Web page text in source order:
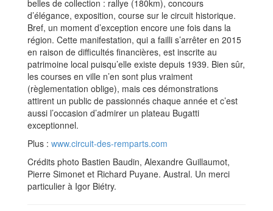
belles de collection : rallye (180km), concours
d’élégance, exposition, course sur le circuit historique.
Bref, un moment d’exception encore une fois dans la
région. Cette manifestation, qui a failli s’arrêter en 2015
en raison de difficultés financières, est inscrite au
patrimoine local puisqu’elle existe depuis 1939. Bien sûr,
les courses en ville n’en sont plus vraiment
(règlementation oblige), mais ces démonstrations
attirent un public de passionnés chaque année et c’est
aussi l’occasion d’admirer un plateau Bugatti
exceptionnel.
Plus : www.circuit-des-remparts.com
Crédits photo Bastien Baudin, Alexandre Guillaumot,
Pierre Simonet et Richard Puyane. Austral. Un merci
particulier à Igor Biétry.